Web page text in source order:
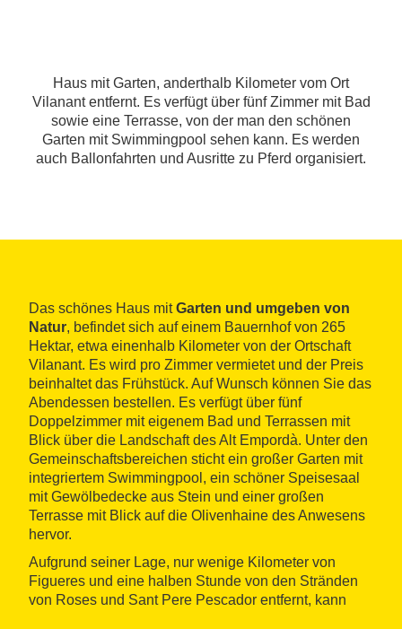
Haus mit Garten, anderthalb Kilometer vom Ort
Vilanant entfernt. Es verfügt über fünf Zimmer mit Bad
sowie eine Terrasse, von der man den schönen
Garten mit Swimmingpool sehen kann. Es werden
auch Ballonfahrten und Ausritte zu Pferd organisiert.
Das schönes Haus mitGarten und umgeben von
Natur, befindet sich auf einem Bauernhof von 265
Hektar, etwa einenhalb Kilometer von der Ortschaft
Vilanant. Es wird pro Zimmer vermietet und der Preis
beinhaltet das Frühstück. Auf Wunsch können Sie das
Abendessen bestellen. Es verfügt über fünf
Doppelzimmer mit eigenem Bad und Terrassen mit
Blick über die Landschaft des Alt Empordà. Unter den
Gemeinschaftsbereichen sticht ein großer Garten mit
integriertem Swimmingpool, ein schöner Speisesaal
mit Gewölbedecke aus Stein und einer großen
Terrasse mit Blick auf die Olivenhaine des Anwesens
hervor.
Aufgrund seiner Lage, nur wenige Kilometer von
Figueres und eine halben Stunde von den Stränden
von Roses und Sant Pere Pescador entfernt, kann